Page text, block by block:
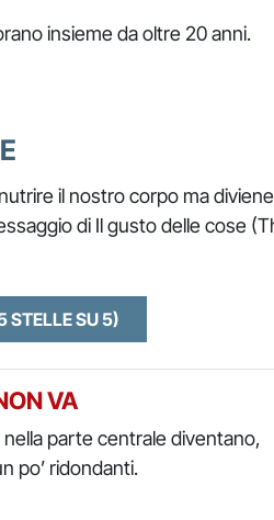
insieme da oltre 20 anni.
il nostro corpo ma
di Il gusto delle cose
STELLE SU 5)
VA
parte centrale diventano,
po’ ridondanti.